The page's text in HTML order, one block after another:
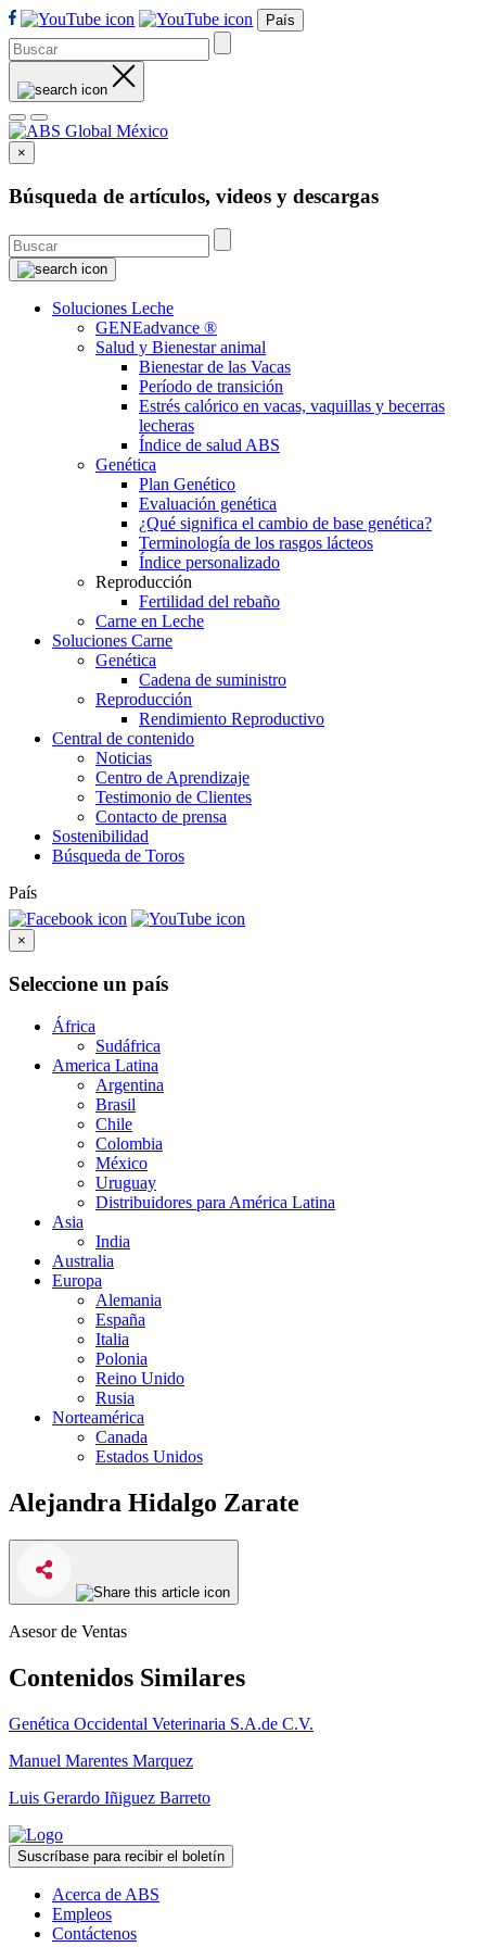
País
×
Búsqueda de artículos, videos y descargas
Soluciones Leche
GENEadvance ®
Salud y Bienestar animal
Bienestar de las Vacas
Período de transición
Estrés calórico en vacas, vaquillas y becerras
lecheras
Índice de salud ABS
Genética
Plan Genético
Evaluación genética
¿Qué significa el cambio de base genética?
Terminología de los rasgos lácteos
Índice personalizado
Reproducción
Fertilidad del rebaño
Carne en Leche
Soluciones Carne
Genética
Cadena de suministro
Reproducción
Rendimiento Reproductivo
Central de contenido
Noticias
Centro de Aprendizaje
Testimonio de Clientes
Contacto de prensa
Sostenibilidad
Búsqueda de Toros
País
×
Seleccione un país
África
Sudáfrica
America Latina
Argentina
Brasil
Chile
Colombia
México
Uruguay
Distribuidores para América Latina
Asia
India
Australia
Europa
Alemania
España
Italia
Polonia
Reino Unido
Rusia
Norteamérica
Canada
Estados Unidos
Alejandra Hidalgo Zarate
Asesor de Ventas
Contenidos Similares
Genética Occidental Veterinaria S.A.de C.V.
Manuel Marentes Marquez
Luis Gerardo Iñiguez Barreto
Suscríbase para recibir el boletín
Acerca de ABS
Empleos
Contáctenos